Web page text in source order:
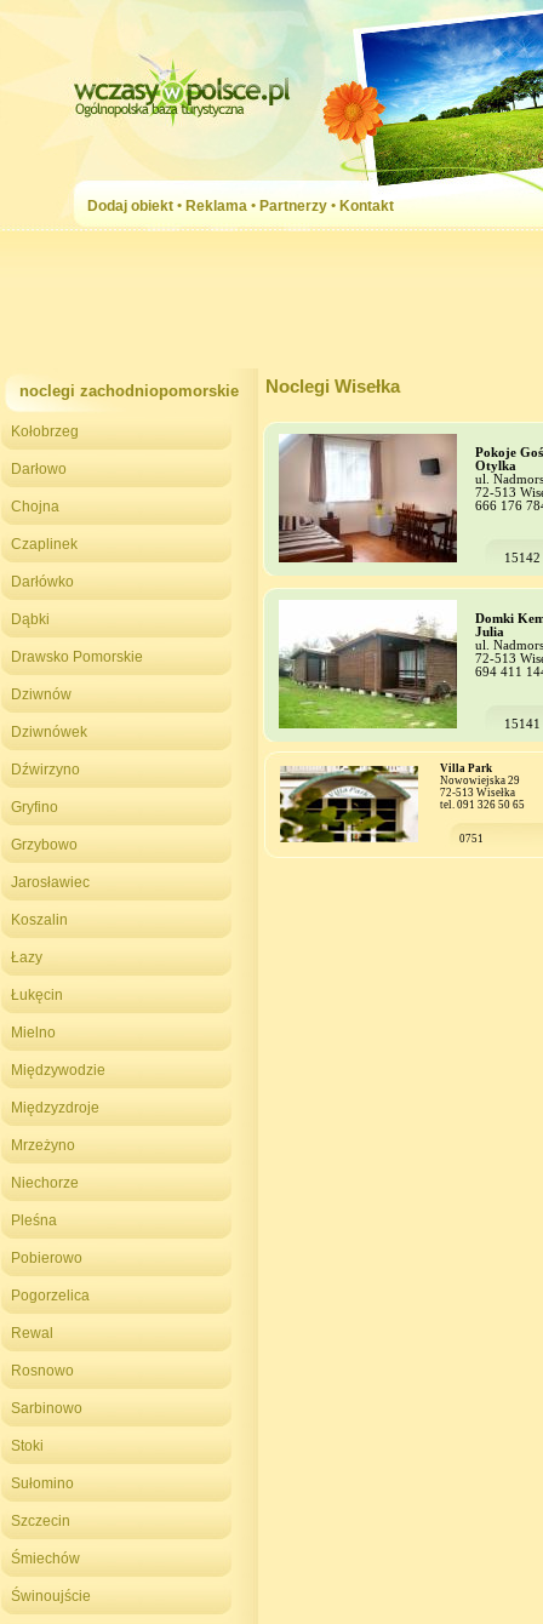
Dodaj obiekt • Reklama • Partnerzy • Kontakt
noclegi zachodniopomorskie
Kołobrzeg
Darłowo
Chojna
Czaplinek
Darłówko
Dąbki
Drawsko Pomorskie
Dziwnów
Dziwnówek
Dźwirzyno
Gryfino
Grzybowo
Jarosławiec
Koszalin
Łazy
Łukęcin
Mielno
Międzywodzie
Międzyzdroje
Mrzeżyno
Niechorze
Pleśna
Pobierowo
Pogorzelica
Rewal
Rosnowo
Sarbinowo
Stoki
Sułomino
Szczecin
Śmiechów
Świnoujście
Noclegi Wisełka
Pokoje
Otylka
ul.
72-513
666 176
15142
Domki
Julia
ul.
72-513
694 411
15141
Villa Park
Nowowiejska 29
72-513 Wisełka
tel. 091 326 50 65
0751